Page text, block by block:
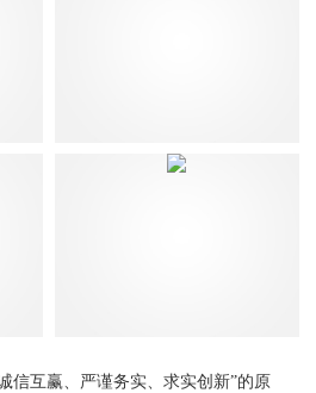
互赢、严谨务实、求实创新”的原